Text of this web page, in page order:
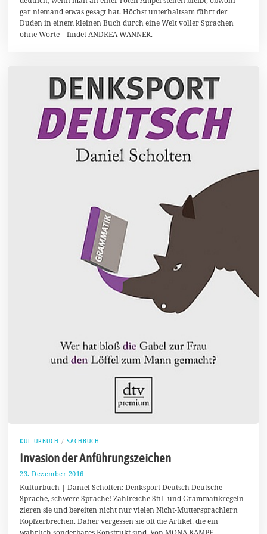
m
b
e
r
gar niemand etwas gesagt hat. Höchst unterhaltsam führt der
Duden in einem kleinen Buch durch eine Welt voller Sprachen
ohne Worte – findet ANDREA WANNER.
KULTURBUCH / SACHBUCH
Invasion der Anführungszeichen
23. Dezember 2016
.
D
e
z
e
Kulturbuch | Daniel Scholten: Denksport Deutsch Deutsche
Sprache, schwere Sprache! Zahlreiche Stil- und Grammatikregeln
zieren sie und bereiten nicht nur vielen Nicht-Muttersprachlern
Kopfzerbrechen. Daher vergessen sie oft die Artikel, die ein
wahrlich sonderbares Konstrukt sind. Von MONA KAMPE